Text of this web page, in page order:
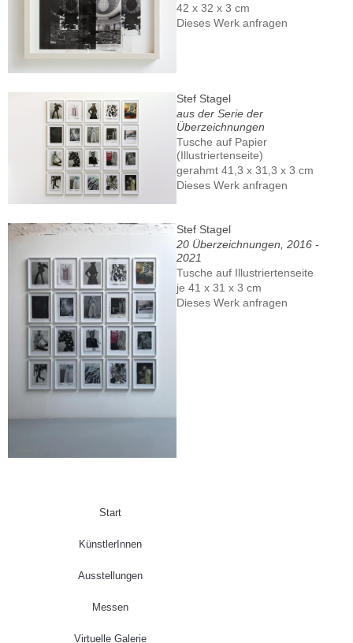
42 x 32 x 3 cm
Dieses Werk anfragen
Stef Stagel
aus der Serie der
Überzeichnungen
Tusche auf Papier
(Illustriertenseite)
gerahmt 41,3 x 31,3 x 3 cm
Dieses Werk anfragen
Stef Stagel
20 Überzeichnungen, 2016 -
2021
Tusche auf Illustriertenseite
je 41 x 31 x 3 cm
Dieses Werk anfragen
Start
KünstlerInnen
Ausstellungen
Messen
Virtuelle Galerie